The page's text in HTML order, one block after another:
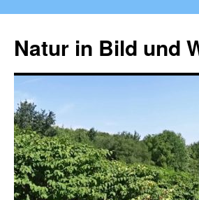
springen
Natur in Bild und